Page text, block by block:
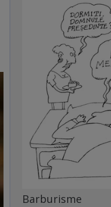
Barburisme